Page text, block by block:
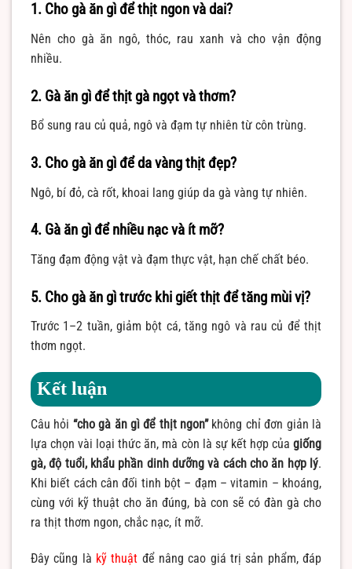
1. Cho gà ăn gì để thịt ngon và dai?
Nên cho gà ăn ngô, thóc, rau xanh và cho vận động
nhiều.
2. Gà ăn gì để thịt gà ngọt và thơm?
Bổ sung rau củ quả, ngô và đạm tự nhiên từ côn trùng.
3. Cho gà ăn gì để da vàng thịt đẹp?
Ngô, bí đỏ, cà rốt, khoai lang giúp da gà vàng tự nhiên.
4. Gà ăn gì để nhiều nạc và ít mỡ?
Tăng đạm động vật và đạm thực vật, hạn chế chất béo.
5. Cho gà ăn gì trước khi giết thịt để tăng mùi vị?
Trước 1–2 tuần, giảm bột cá, tăng ngô và rau củ để thịt
thơm ngọt.
Kết luận
Câu hỏi “cho gà ăn gì để thịt ngon”không chỉ đơn giản là
lựa chọn vài loại thức ăn, mà còn là sự kết hợp của giống
gà, độ tuổi, khẩu phần dinh dưỡng và cách cho ăn hợp lý.
Khi biết cách cân đối tinh bột – đạm – vitamin – khoáng,
cùng với kỹ thuật cho ăn đúng, bà con sẽ có đàn gà cho
ra thịt thơm ngon, chắc nạc, ít mỡ.
Đây cũng là kỹ thuật để nâng cao giá trị sản phẩm, đáp